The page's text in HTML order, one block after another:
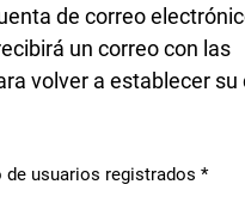
de correo
un correo con las
volver a establecer su
usuarios registrados *